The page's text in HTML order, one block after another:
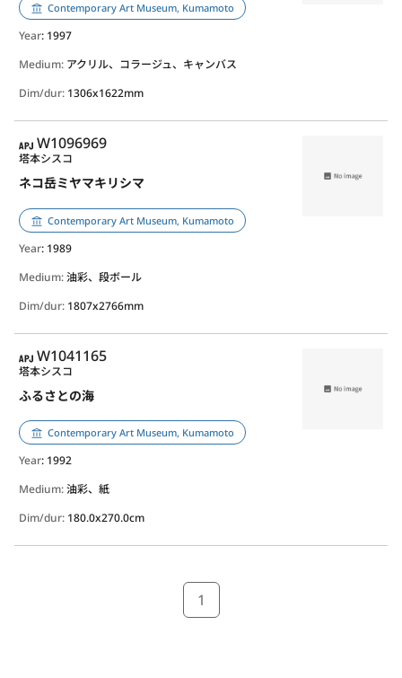
Contemporary Art Museum, Kumamoto
Year: 1997
Medium: アクリル、コラージュ、キャンバス
Dim/dur: 1306x1622mm
APJ
W1096969
ネコ岳ミヤマキリシマ
塔本シスコ
Contemporary Art Museum, Kumamoto
Year: 1989
Medium:油彩、段ボール
Dim/dur: 1807x2766mm
APJ
W1041165
ふるさとの海
塔本シスコ
Contemporary Art Museum, Kumamoto
Year: 1992
Medium:油彩、紙
Dim/dur: 180.0x270.0cm
1